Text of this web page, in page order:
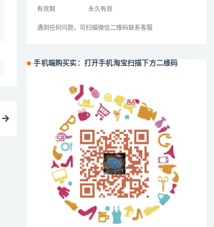
有效期 永久有效
遇到任何问题，可扫描微信二维码联系客服
手机端购买实：打开手机淘宝扫描下方二维码